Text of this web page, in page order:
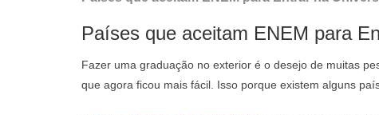
Países que aceitam ENEM para
Fazer uma graduação no exterior é o desejo de muitas
que agora ficou mais fácil. Isso porque existem alguns